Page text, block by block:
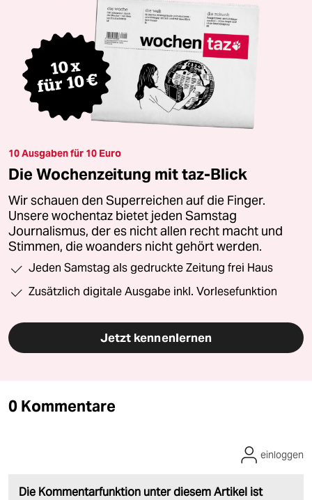
10 Ausgaben für 10 Euro
Die Wochenzeitung mit taz-Blick
Wir schauen den Superreichen auf die Finger.
Unsere wochentaz bietet jeden Samstag
Journalismus, der es nicht allen recht macht und
Stimmen, die woanders nicht gehört werden.
Jeden Samstag als gedruckte Zeitung frei Haus
Zusätzlich digitale Ausgabe inkl. Vorlesefunktion
Jetzt kennenlernen
0 Kommentare
Die Kommentarfunktion unter diesem Artikel ist
einloggen